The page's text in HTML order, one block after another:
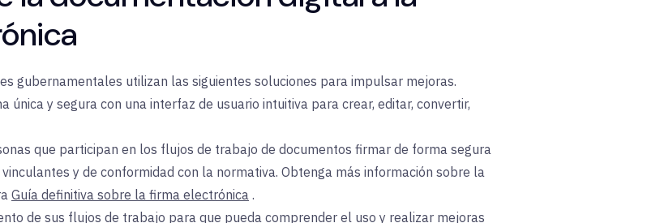
gubernamentales utilizan las siguientes soluciones para impulsar mejoras.
única y segura con una interfaz de usuario intuitiva para crear, editar, convertir,
que participan en los flujos de trabajo de documentos firmar de forma segura
y de conformidad con la normativa. Obtenga más información sobre la
Guía definitiva sobre la firma electrónica .
de sus flujos de trabajo para que pueda comprender el uso y realizar mejoras